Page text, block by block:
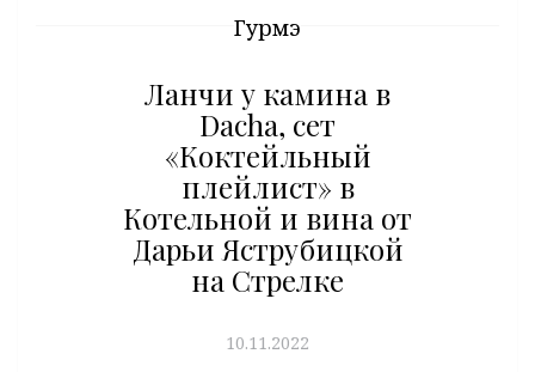
Гурмэ
Ланчи у камина в
Dacha, сет
«Коктейльный
плейлист» в
Котельной и вина от
Дарьи Яструбицкой
на Стрелке
10.11.2022